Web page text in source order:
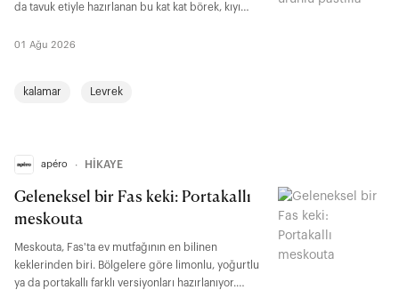
da tavuk etiyle hazırlanan bu kat kat börek, kıyı
İnce yufka, baharatlar ve farklı dokuların biraraya
01 Ağu 2026
kalamar Levrek
apéro ∙ HİKAYE
Geleneksel bir Fas keki: Portakallı
meskouta
Meskouta, Fas'ta ev mutfağının en bilinen
keklerinden biri. Bölgelere göre limonlu, yoğurtlu
ya da portakallı farklı versiyonları hazırlanıyor.